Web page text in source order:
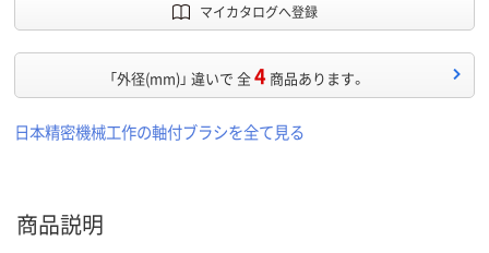
マイカタログへ登録
「外径(mm)」 違いで 全4 商品あります。
日本精密機械工作の軸付ブラシを全て見る
商品説明